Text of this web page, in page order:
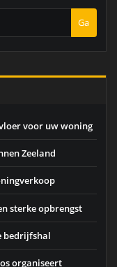
Ga
voor uw woning
Zeeland
sterke opbrengst
bedrijfshal
organiseert